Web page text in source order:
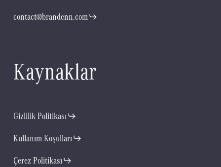
contact@brandenn.com
Kaynaklar
Gizlilik Politikası
Kullanım Koşulları
Çerez Politikası